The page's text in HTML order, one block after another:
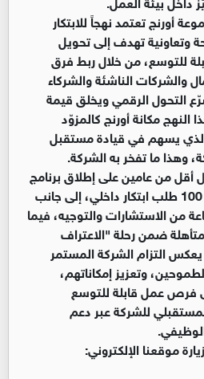
أورنج تعتمد نهجاً للابتكار
تهدف إلى تحويل
للتوسع، من خلال ربط فرق
والشركات الناشئة والشركاء
التحول الرقمي ويخلق قيمة
النهج مكانة أورنج كالمزوّد
الذي يسهم في قيادة مستقبل
وهذا ما تفخر به الشركة.
أقل من عامين على إطلاق برنامج
(IGO)، تم تقديم أكثر من 100 طلب ابتكار داخلي، إلى جانب
ما يزيد على 80 ساعة من الاستشارات والتوجيه، فيما
ضمن رحلة "الاعتراف
مؤشر يعكس التزام الشركة المستمر
وتعزيز إمكاناتهم،
فرص عمل قابلة للتوسع
للشركة عبر دعم
موقعنا الإلكتروني: